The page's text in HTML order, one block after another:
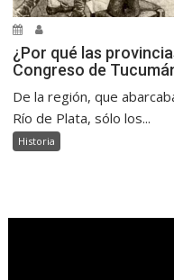
¿Por qué las
Congreso de
De la región, que
Río de Plata, sólo los...
Historia